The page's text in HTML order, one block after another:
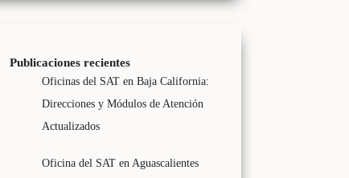
Publicaciones recientes
Oficinas del SAT en Baja California:
Direcciones y Módulos de Atención
Actualizados
Oficina del SAT en Aguascalientes